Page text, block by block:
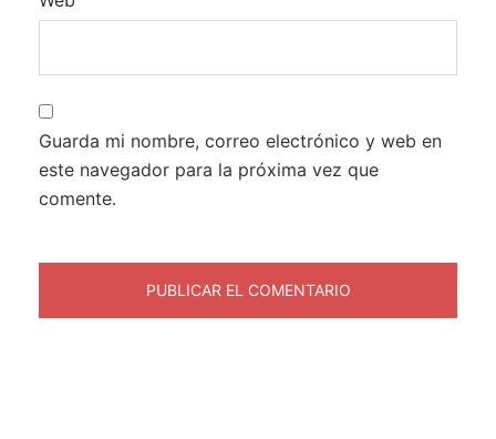
Guarda mi nombre, correo electrónico y web en
este navegador para la próxima vez que
comente.